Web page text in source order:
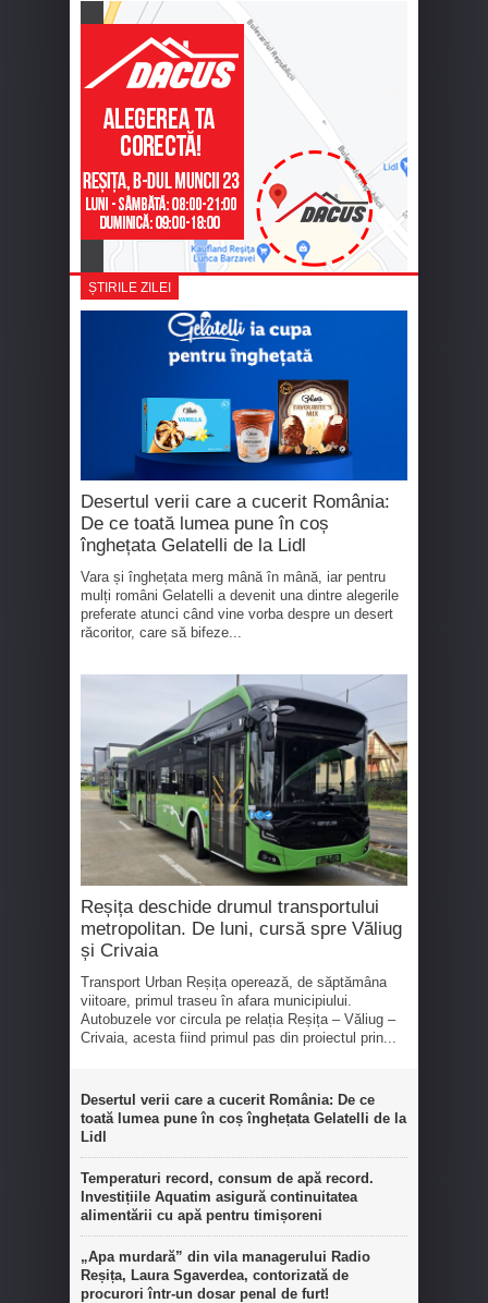
ȘTIRILE ZILEI
Desertul verii care a cucerit România:
De ce toată lumea pune în coș
înghețata Gelatelli de la Lidl
Vara și înghețata merg mână în mână, iar pentru
mulți români Gelatelli a devenit una dintre alegerile
preferate atunci când vine vorba despre un desert
răcoritor, care să bifeze...
Reșița deschide drumul transportului
metropolitan. De luni, cursă spre Văliug
și Crivaia
Transport Urban Reșița operează, de săptămâna
viitoare, primul traseu în afara municipiului.
Autobuzele vor circula pe relația Reșița – Văliug –
Crivaia, acesta fiind primul pas din proiectul prin...
Desertul verii care a cucerit România: De ce
toată lumea pune în coș înghețata Gelatelli de la
Lidl
Temperaturi record, consum de apă record.
Investițiile Aquatim asigură continuitatea
alimentării cu apă pentru timișoreni
„Apa murdară” din vila managerului Radio
Reșița, Laura Sgaverdea, contorizată de
procurori într-un dosar penal de furt!